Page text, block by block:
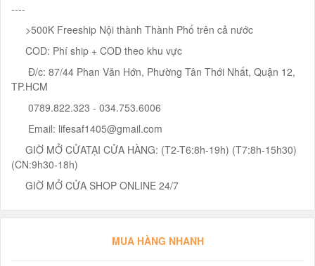
----
>500K Freeship Nội thành Thành Phố trên cả nước
COD: Phí ship + COD theo khu vực
Đ/c: 87/44 Phan Văn Hớn, Phường Tân Thới Nhất, Quận 12,
TP.HCM
0789.822.323 - 034.753.6006
Email: lifesaf1405@gmail.com
GIỜ MỞ CỬATẠI CỬA HÀNG: (T2-T6:8h-19h) (T7:8h-15h30)
(CN:9h30-18h)
GIỜ MỞ CỬA SHOP ONLINE 24/7
MUA HÀNG NHANH